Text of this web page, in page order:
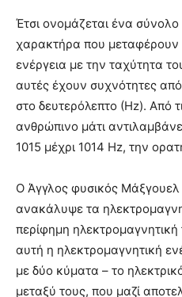
Έτσι ονομάζεται ένα
χαρακτήρα που μεταφέρουν
ενέργεια με την ταχύτητα
αυτές έχουν συχνότητες
στο δευτερόλεπτο (Ηz). Από
ανθρώπινο μάτι
1015 μέχρι 1014 Ηz, την
Ο Άγγλος φυσικός Μάξγουελ
ανακάλυψε τα
περίφημη
αυτή η ηλεκτρομαγνητική
με δύο κύματα – το
μεταξύ τους, που μαζί